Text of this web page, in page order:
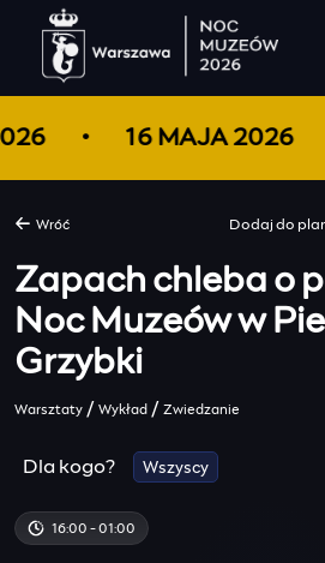
16 MAJA 2026
Dodaj do
Wróć
Zapach chleba o
Noc Muzeów w
Grzybki
Warsztaty / Wykład / Zwiedzanie
Dla kogo? Wszyscy
16:00 - 01:00